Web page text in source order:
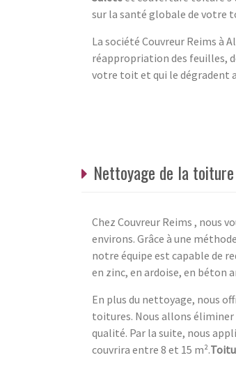
sur la santé globale de votre
La société Couvreur Reims à
réappropriation des feuilles,
votre toit et qui le dégradent
Nettoyage de la
Chez Couvreur Reims , nous
environs. Grâce à une
notre équipe est capable de
en zinc, en ardoise, en béton
En plus du nettoyage, nous
toitures. Nous allons éliminer
qualité. Par la suite, nous
couvrira entre 8 et 15 m².